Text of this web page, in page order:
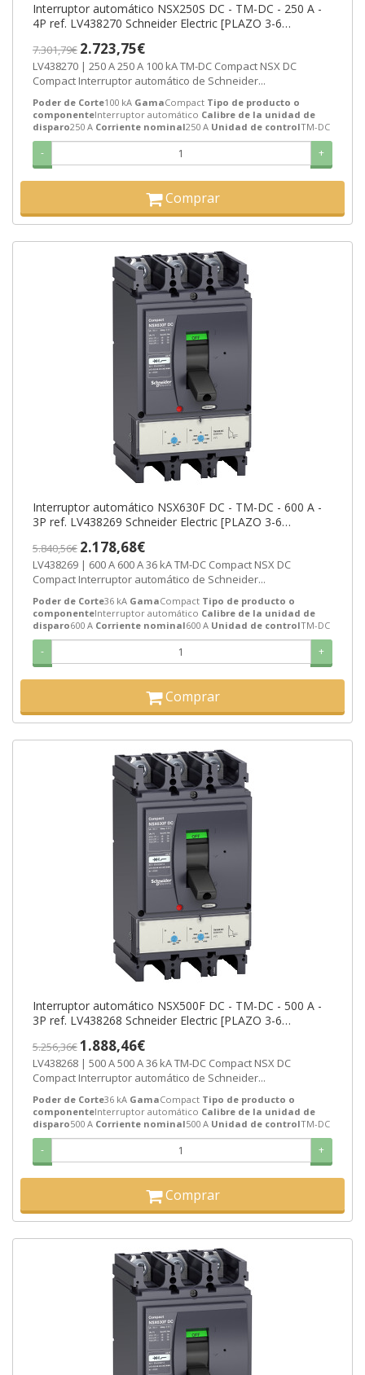
Interruptor automático NSX250S DC - TM-DC - 250 A -
4P ref. LV438270 Schneider Electric [PLAZO 3-6
7.301,79€ 2.723,75€
LV438270 | 250 A 250 A 100 kA TM-DC Compact NSX DC
Compact Interruptor automático de Schneider...
Poder de Corte100 kA GamaCompact Tipo de producto o
componenteInterruptor automático Calibre de la unidad de
disparo250 A Corriente nominal250 A Unidad de controlTM-DC
- +
Comprar
Interruptor automático NSX630F DC - TM-DC - 600 A -
3P ref. LV438269 Schneider Electric [PLAZO 3-6
5.840,56€ 2.178,68€
LV438269 | 600 A 600 A 36 kA TM-DC Compact NSX DC
Compact Interruptor automático de Schneider...
Poder de Corte36 kA GamaCompact Tipo de producto o
componenteInterruptor automático Calibre de la unidad de
disparo600 A Corriente nominal600 A Unidad de controlTM-DC
- +
Comprar
Interruptor automático NSX500F DC - TM-DC - 500 A -
3P ref. LV438268 Schneider Electric [PLAZO 3-6
5.256,36€1.888,46€
LV438268 | 500 A 500 A 36 kA TM-DC Compact NSX DC
Compact Interruptor automático de Schneider...
Poder de Corte36 kA GamaCompact Tipo de producto o
componenteInterruptor automático Calibre de la unidad de
disparo500 A Corriente nominal500 A Unidad de controlTM-DC
- +
Comprar